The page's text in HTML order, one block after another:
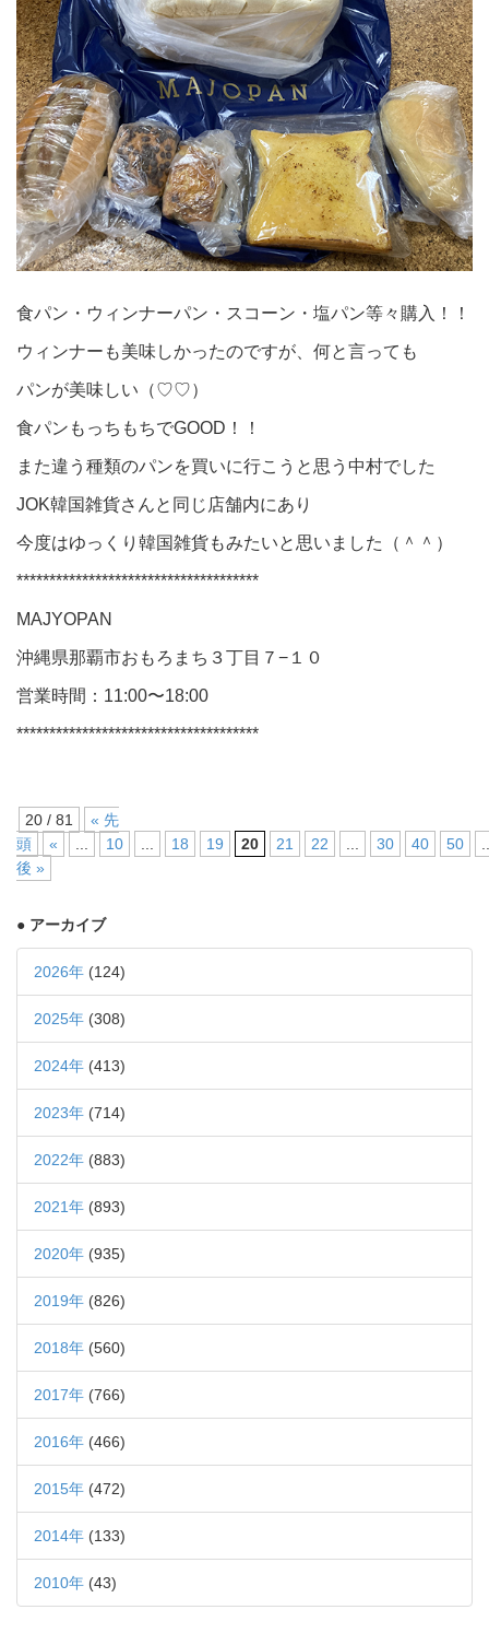
食パン・ウィンナーパン・スコーン・塩パン等々購入！！
ウィンナーも美味しかったのですが、何と言っても
パンが美味しい（♡♡）
食パンもっちもちでGOOD！！
また違う種類のパンを買いに行こうと思う中村でした
JOK韓国雑貨さんと同じ店舗内にあり
今度はゆっくり韓国雑貨もみたいと思いました（＾＾）
*************************************
MAJYOPAN
沖縄県那覇市おもろまち３丁目７−１０
営業時間：11:00〜18:00
*************************************
20 / 81
« 先
頭
« 10 18 19 20 21 22 30 40 50
後 »
● アーカイブ
2026年 (124)
2025年 (308)
2024年 (413)
2023年 (714)
2022年 (883)
2021年 (893)
2020年 (935)
2019年 (826)
2018年 (560)
2017年 (766)
2016年 (466)
2015年 (472)
2014年 (133)
2010年 (43)